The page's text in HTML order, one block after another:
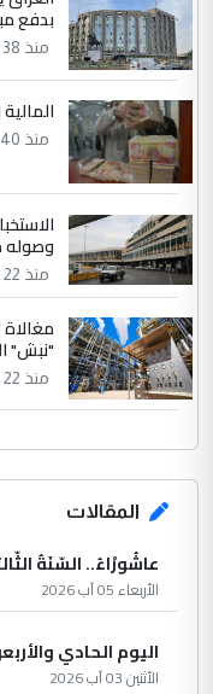
حكومة الزيدي ...
الموضوع :
نواف
تصدير النفط
بدفع
منذ 38 دقيقة
المالية
منذ 40 دقيقة
وصوله
منذ 22 ساعة
"نبش"
منذ 22 ساعة
المقالات
عاشُورْاءُ.. السّنَةُ
الأربعاء 05 آب 2026
اليوم الحادي
الأثنين 03 آب 2026